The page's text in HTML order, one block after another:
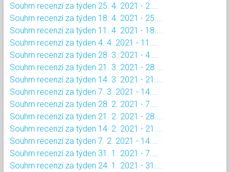
Souhrn recenzí za týden 25. 4. 2021 - 2....
Souhrn recenzí za týden 18. 4. 2021 - 25....
Souhrn recenzí za týden 11. 4. 2021 - 18....
Souhrn recenzí za týden 4. 4. 2021 - 11....
Souhrn recenzí za týden 28. 3. 2021 - 4....
Souhrn recenzí za týden 21. 3. 2021 - 28....
Souhrn recenzí za týden 14. 3. 2021 - 21....
Souhrn recenzí za týden 7. 3. 2021 - 14....
Souhrn recenzí za týden 28. 2. 2021 - 7....
Souhrn recenzí za týden 21. 2. 2021 - 28....
Souhrn recenzí za týden 14. 2. 2021 - 21....
Souhrn recenzí za týden 7. 2. 2021 - 14....
Souhrn recenzí za týden 31. 1. 2021 - 7....
Souhrn recenzí za týden 24. 1. 2021 - 31....